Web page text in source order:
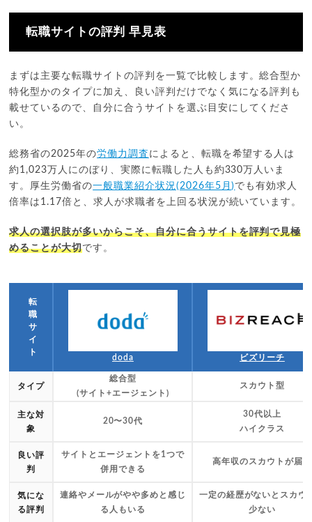
転職サイトの評判 早見表
まずは主要な転職サイトの評判を一覧で比較します。総合型か
特化型かのタイプに加え、良い評判だけでなく気になる評判も
載せているので、自分に合うサイトを選ぶ目安にしてくださ
い。
総務省の2025年の労働力調査 によると、転職を希望する人は
約1,023万人にのぼり、実際に転職した人も約330万人いま
す。厚生労働省の一般職業紹介状況(2026年5月) でも有効求人
倍率は1.17倍と、求人が求職者を上回る状況が続いています。
求人の選択肢が多いからこそ、自分に合うサイトを評判で見極
めることが大切です。
転
職
サ
イ
ト
doda ビズリーチ
タイプ
総合型
(サイト+エージェント)
スカウト型
主な対
象
20〜30代
30代以上
ハイクラス
良い評
判
サイトとエージェントを1つで
併用できる
高年収のスカウトが届く
気にな
る評判
連絡やメールがやや多めと感じ
る人もいる
一定の経歴がないとスカウ
少ない